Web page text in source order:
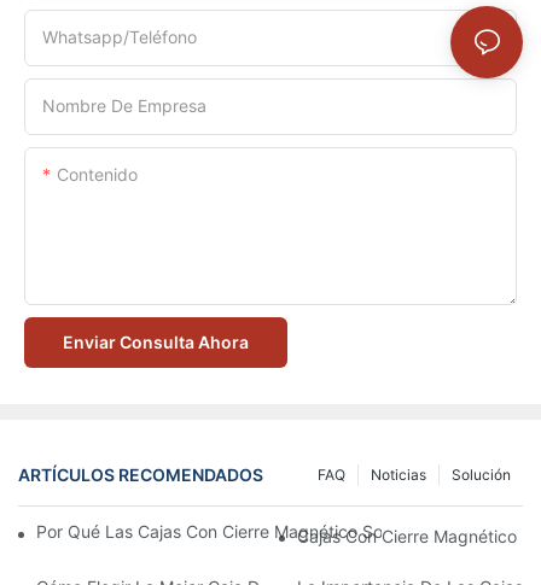
Whatsapp/Teléfono
Nombre De Empresa
Contenido
Enviar Consulta Ahora
ARTÍCULOS RECOMENDADOS Solución
Noticias
FAQ
Por Qué Las Cajas Con Cierre Magnético Son La Mejor Opción
Cajas Con Cierre Magnético